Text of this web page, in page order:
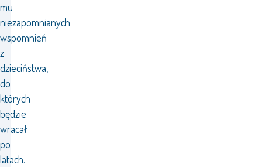
mu
niezapomnianych
wspomnień
z
dzieciństwa,
do
których
będzie
wracał
po
latach.